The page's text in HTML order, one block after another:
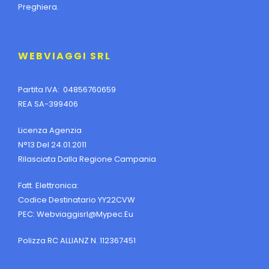
Preghiera.
WEBVIAGGI SRL
Partita IVA: 04856760659
REA SA-399406
Licenza Agenzia
N°13 Del 24.01.2011
Rilasciata Dalla Regione Campania
Fatt. Elettronica:
Codice Destinatario YY22CVW
PEC: Webviaggisrl@mypec.eu
Polizza RC ALLIANZ N. 112367451